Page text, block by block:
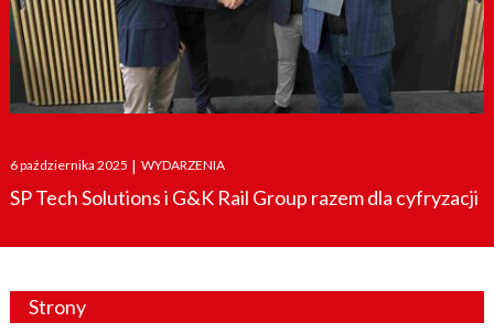
Posted
on
6 października 2025 | WYDARZENIA
SP Tech Solutions i G&K Rail Group razem dla cyfryzacji
Strony